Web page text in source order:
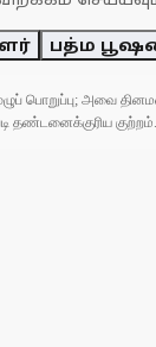
பத்ம
பொறுப்பு; அவை
குற்றம்.